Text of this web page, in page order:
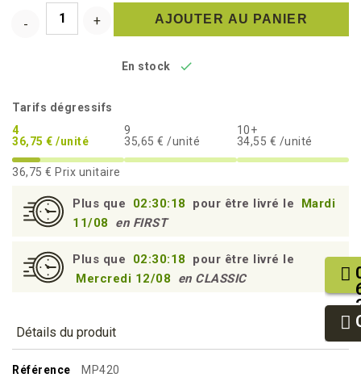
AJOUTER AU PANIER
En stock 
Tarifs dégressifs
4
36,75 € /unité
9
35,65 € /unité
10+
34,55 € /unité
36,75 € Prix unitaire
Plus que 02:30:17 pour être livré le
Mardi
11/08
en FIRST
Plus que 02:30:17
pour être livré le
Mercredi 12/08
en CLASSIC
Détails du produit
Référence MP420